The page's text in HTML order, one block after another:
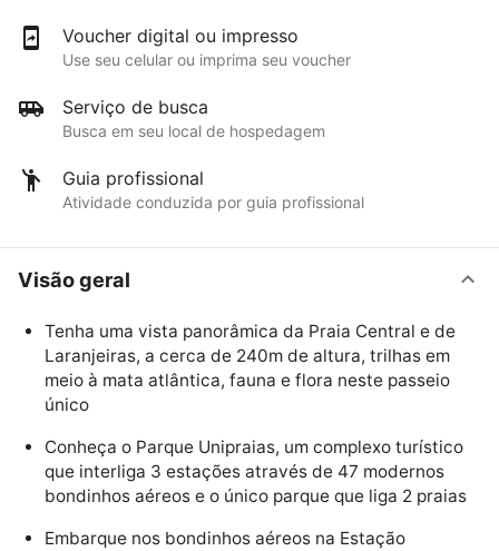
Voucher digital ou impresso
Use seu celular ou imprima seu voucher
Serviço de busca
Busca em seu local de hospedagem
Guia profissional
Atividade conduzida por guia profissional
Visão geral
Tenha uma vista panorâmica da Praia Central e de
Laranjeiras, a cerca de 240m de altura, trilhas em
meio à mata atlântica, fauna e flora neste passeio
único
Conheça o Parque Unipraias, um complexo turístico
que interliga 3 estações através de 47 modernos
bondinhos aéreos e o único parque que liga 2 praias
Embarque nos bondinhos aéreos na Estação